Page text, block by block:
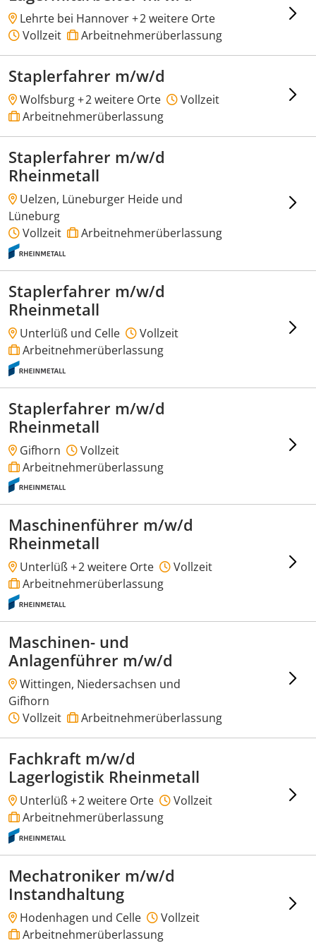
Lehrte bei Hannover +2 weitere Orte
Vollzeit
Arbeitnehmerüberlassung
Staplerfahrer m/w/d
Wolfsburg +2 weitere Orte
Vollzeit
Arbeitnehmerüberlassung
Staplerfahrer m/w/d
Rheinmetall
Uelzen, Lüneburger Heide und
Lüneburg
Vollzeit
Arbeitnehmerüberlassung
Staplerfahrer m/w/d
Rheinmetall
Unterlüß und Celle
Vollzeit
Arbeitnehmerüberlassung
Staplerfahrer m/w/d
Rheinmetall
Gifhorn
Vollzeit
Arbeitnehmerüberlassung
Maschinenführer m/w/d
Rheinmetall
Unterlüß +2 weitere Orte
Vollzeit
Arbeitnehmerüberlassung
Maschinen- und
Anlagenführer m/w/d
Wittingen, Niedersachsen und
Gifhorn
Vollzeit
Arbeitnehmerüberlassung
Fachkraft m/w/d
Lagerlogistik Rheinmetall
Unterlüß +2 weitere Orte
Vollzeit
Arbeitnehmerüberlassung
Mechatroniker m/w/d
Instandhaltung
Hodenhagen und Celle
Vollzeit
Arbeitnehmerüberlassung